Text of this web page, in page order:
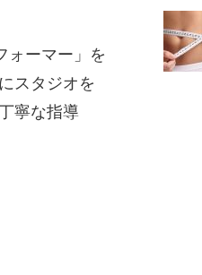
ォーマー」を
スタジオを
寧な指導